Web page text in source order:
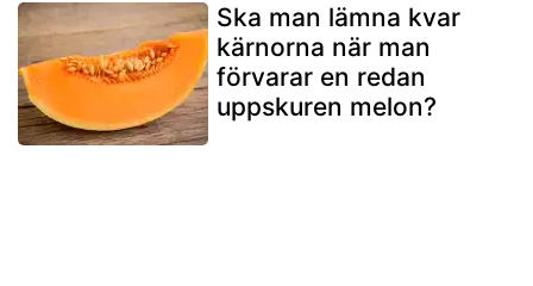
Ska man lämna kvar
kärnorna när man
förvarar en redan
uppskuren melon?